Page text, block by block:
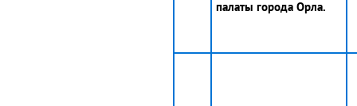
палаты города Орла.